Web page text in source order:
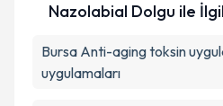
Nazolabial Dolgu ile
Bursa Anti-aging toksin
uygulamaları